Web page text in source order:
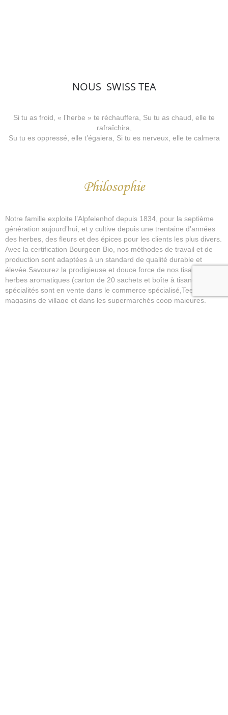
NOUS SWISS TEA
Si tu as froid, « l’herbe » te réchauffera, Su tu as chaud, elle te
rafraîchira,
Su tu es oppressé, elle t’égaiera, Si tu es nerveux, elle te calmera
Philosophie
Notre famille exploite l’Alpfelenhof depuis 1834, pour la septième
génération aujourd’hui, et y cultive depuis une trentaine d’années
des herbes, des fleurs et des épices pour les clients les plus divers.
Avec la certification Bourgeon Bio, nos méthodes de travail et de
production sont adaptées à un standard de qualité durable et
élevée.Savourez la prodigieuse et douce force de nos tisanes aux
herbes aromatiques (carton de 20 sachets et boîte à tisane). Nos
spécialités sont en vente dans le commerce spécialisé,Teebox aux
magasins de village et dans les supermarchés coop majeures.